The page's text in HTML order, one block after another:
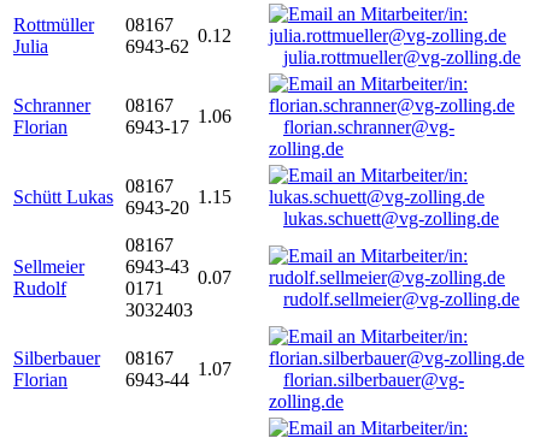
Rottmüller
Julia
08167
6943-62
0.12
julia.rottmueller@vg-zolling.de
Schranner
Florian
08167
6943-17
1.06
florian.schranner@vg-
zolling.de
Schütt Lukas
08167
6943-20
1.15
lukas.schuett@vg-zolling.de
Sellmeier
Rudolf
08167
6943-43
0171
3032403
0.07
rudolf.sellmeier@vg-zolling.de
Silberbauer
Florian
08167
6943-44
1.07
florian.silberbauer@vg-
zolling.de